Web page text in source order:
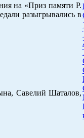
на «Приз памяти Р.
разыгрывались в
Савелий Шаталов,